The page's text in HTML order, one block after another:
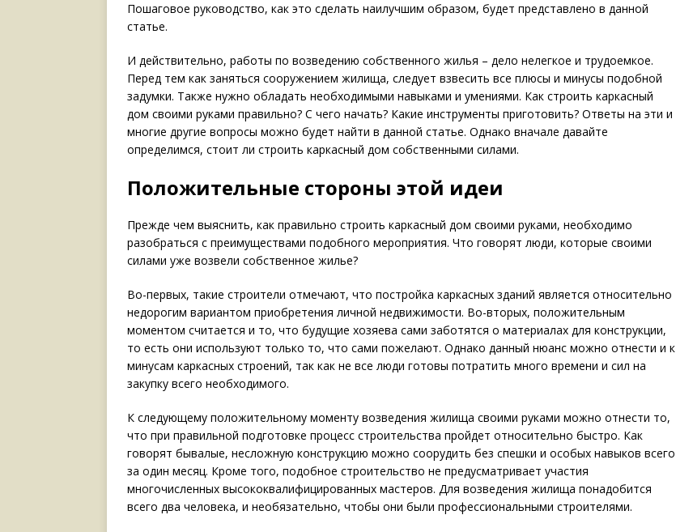
Пошаговое руководство, как это сделать наилучшим образом, будет представлено в данной
статье.
И действительно, работы по возведению собственного жилья – дело нелегкое и трудоемкое.
Перед тем как заняться сооружением жилища, следует взвесить все плюсы и минусы подобной
задумки. Также нужно обладать необходимыми навыками и умениями. Как строить каркасный
дом своими руками правильно? С чего начать? Какие инструменты приготовить? Ответы на эти и
многие другие вопросы можно будет найти в данной статье. Однако вначале давайте
определимся, стоит ли строить каркасный дом собственными силами.
Положительные стороны этой идеи
Прежде чем выяснить, как правильно строить каркасный дом своими руками, необходимо
разобраться с преимуществами подобного мероприятия. Что говорят люди, которые своими
силами уже возвели собственное жилье?
Во-первых, такие строители отмечают, что постройка каркасных зданий является относительно
недорогим вариантом приобретения личной недвижимости. Во-вторых, положительным
моментом считается и то, что будущие хозяева сами заботятся о материалах для конструкции,
то есть они используют только то, что сами пожелают. Однако данный нюанс можно отнести и к
минусам каркасных строений, так как не все люди готовы потратить много времени и сил на
закупку всего необходимого.
К следующему положительному моменту возведения жилища своими руками можно отнести то,
что при правильной подготовке процесс строительства пройдет относительно быстро. Как
говорят бывалые, несложную конструкцию можно соорудить без спешки и особых навыков всего
за один месяц. Кроме того, подобное строительство не предусматривает участия
многочисленных высококвалифицированных мастеров. Для возведения жилища понадобится
всего два человека, и необязательно, чтобы они были профессиональными строителями.